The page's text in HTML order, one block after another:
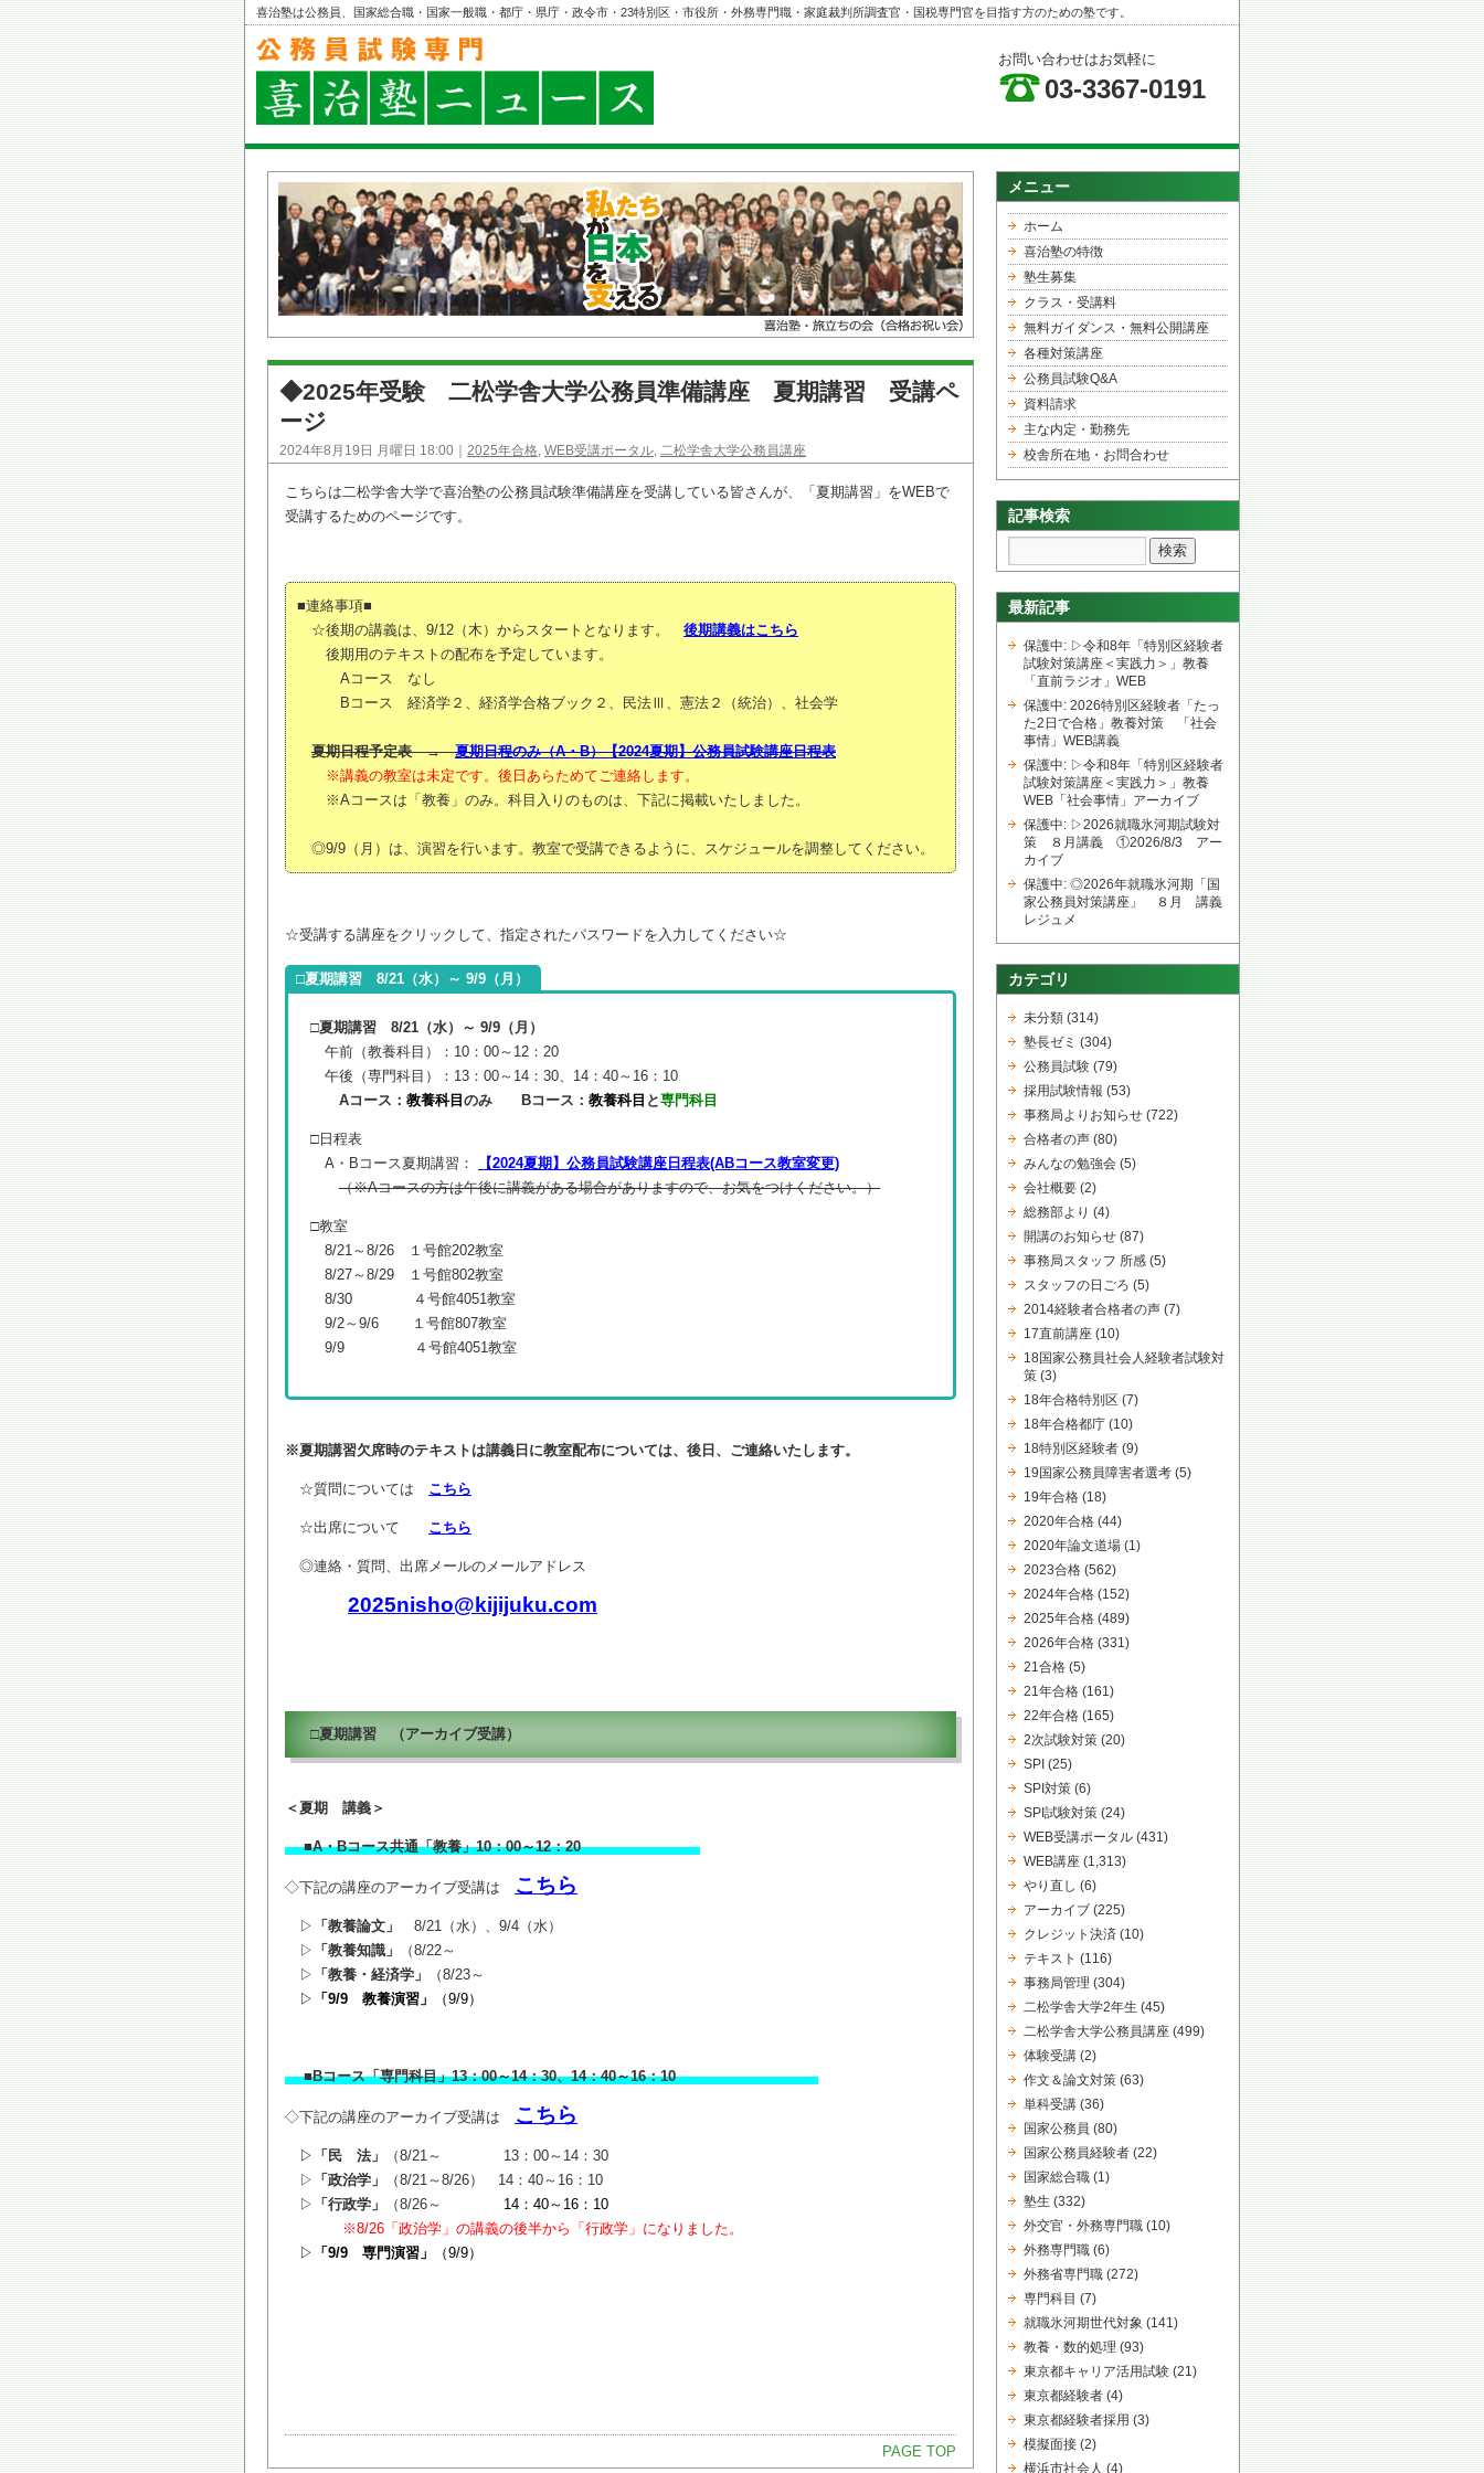
喜治塾は公務員、国家総合職・国家一般職・都庁・県庁・政令市・23特別区・市役所・外務専門職・家庭裁判所調査官・国税専門官を目指す方のための塾です。
お問い合わせはお気軽に
03-3367-0191
◆2025年受験 二松学舎大学公務員準備講座 夏期講習 受講ペ
ージ
2024年8月19日 月曜日 18:00｜ 2025年合格, WEB受講ポータル, 二松学舎大学公務員講座
こちらは二松学舎大学で喜治塾の公務員試験準備講座を受講している皆さんが、「夏期講習」をWEBで
受講するためのページです。
■連絡事項■
☆後期の講義は、9/12（木）からスタートとなります。 後期講義はこちら
後期用のテキストの配布を予定しています。
Aコース なし
Bコース 経済学２、経済学合格ブック２、民法Ⅲ、憲法２（統治）、社会学
夏期日程予定表 →夏期日程のみ（A・B）【2024夏期】公務員試験講座日程表
※講義の教室は未定です。後日あらためてご連絡します。
※Aコースは「教養」のみ。科目入りのものは、下記に掲載いたしました。
◎9/9（月）は、演習を行います。教室で受講できるように、スケジュールを調整してください。
☆受講する講座をクリックして、指定されたパスワードを入力してください☆
□夏期講習 8/21（水）～ 9/9（月）
□夏期講習 8/21（水）～ 9/9（月）
午前（教養科目）：10：00～12：20
午後（専門科目）：13：00～14：30、14：40～16：10
Aコース： 教養科目 のみ Bコース： 教養科目 と専門科目
□日程表
A・Bコース夏期講習：
【2024夏期】公務員試験講座日程表(ABコース教室変更)
（※Aコースの方は午後に講義がある場合がありますので、お気をつけください。）
□教室
8/21～8/26 １号館202教室
8/27～8/29 １号館802教室
8/30 ４号館4051教室
9/2～9/6 １号館807教室
9/9 ４号館4051教室
※夏期講習欠席時のテキストは講義日に教室配布については、後日、ご連絡いたします。
☆質問については こちら
☆出席について こちら
◎連絡・質問、出席メールのメールアドレス
2025nisho@kijijuku.com
□夏期講習 （アーカイブ受講）
＜夏期 講義＞
■A・Bコース共通「教養」10：00～12：20
◇下記の講座のアーカイブ受講は こちら
▷ 「教養論文」
8/21（水）、9/4（水）
▷ 「教養知識」
（8/22～
▷ 「教養・経済学」
（8/23～
▷ 「9/9 教養演習」 （9/9）
■Bコース「専門科目」13：00～14：30、14：40～16：10
◇下記の講座のアーカイブ受講は こちら
▷ 「民 法」
（8/21～ 13：00～14：30
▷ 「政治学」
（8/21～8/26） 14：40～16：10
▷ 「行政学」 （8/26～
14：40～16：10
※8/26「政治学」の講義の後半から「行政学」になりました。
▷ 「9/9 専門演習」 （9/9）
PAGE TOP
メニュー
ホーム
喜治塾の特徴
塾生募集
クラス・受講料
無料ガイダンス・無料公開講座
各種対策講座
公務員試験Q&A
資料請求
主な内定・勤務先
校舎所在地・お問合わせ
記事検索
最新記事
保護中: ▷令和8年「特別区経験者
試験対策講座＜実践力＞」教養
「直前ラジオ」WEB
保護中: 2026特別区経験者「たっ
た2日で合格」教養対策 「社会
事情」WEB講義
保護中: ▷令和8年「特別区経験者
試験対策講座＜実践力＞」教養
WEB「社会事情」アーカイブ
保護中: ▷2026就職氷河期試験対
策 ８月講義 ①2026/8/3 アー
カイブ
保護中: ◎2026年就職氷河期「国
家公務員対策講座」 ８月 講義
レジュメ
カテゴリ
未分類 (314)
塾長ゼミ (304)
公務員試験 (79)
採用試験情報 (53)
事務局よりお知らせ (722)
合格者の声 (80)
みんなの勉強会 (5)
会社概要 (2)
総務部より (4)
開講のお知らせ (87)
事務局スタッフ 所感 (5)
スタッフの日ごろ (5)
2014経験者合格者の声 (7)
17直前講座 (10)
18国家公務員社会人経験者試験対
策 (3)
18年合格特別区 (7)
18年合格都庁 (10)
18特別区経験者 (9)
19国家公務員障害者選考 (5)
19年合格 (18)
2020年合格 (44)
2020年論文道場 (1)
2023合格 (562)
2024年合格 (152)
2025年合格 (489)
2026年合格 (331)
21合格 (5)
21年合格 (161)
22年合格 (165)
2次試験対策 (20)
SPI (25)
SPI対策 (6)
SPI試験対策 (24)
WEB受講ポータル (431)
WEB講座 (1,313)
やり直し (6)
アーカイブ (225)
クレジット決済 (10)
テキスト (116)
事務局管理 (304)
二松学舎大学2年生 (45)
二松学舎大学公務員講座 (499)
体験受講 (2)
作文＆論文対策 (63)
単科受講 (36)
国家公務員 (80)
国家公務員経験者 (22)
国家総合職 (1)
塾生 (332)
外交官・外務専門職 (10)
外務専門職 (6)
外務省専門職 (272)
専門科目 (7)
就職氷河期世代対象 (141)
教養・数的処理 (93)
東京都キャリア活用試験 (21)
東京都経験者 (4)
東京都経験者採用 (3)
模擬面接 (2)
横浜市社会人 (4)